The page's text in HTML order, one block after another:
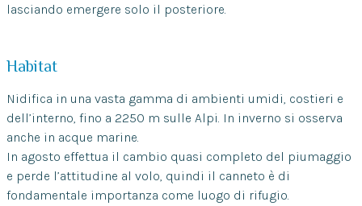
lasciando emergere solo il posteriore.
Habitat
Nidifica in una vasta gamma di ambienti umidi, costieri e
dell’interno, fino a 2250 m sulle Alpi. In inverno si osserva
anche in acque marine.
In agosto effettua il cambio quasi completo del piumaggio
e perde l’attitudine al volo, quindi il canneto è di
fondamentale importanza come luogo di rifugio.